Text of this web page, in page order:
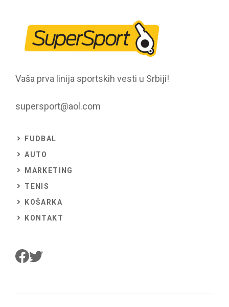
Vaša prva linija sportskih vesti u Srbiji!
supersport@aol.com
FUDBAL
AUTO
MARKETING
TENIS
KOŠARKA
KONTAKT